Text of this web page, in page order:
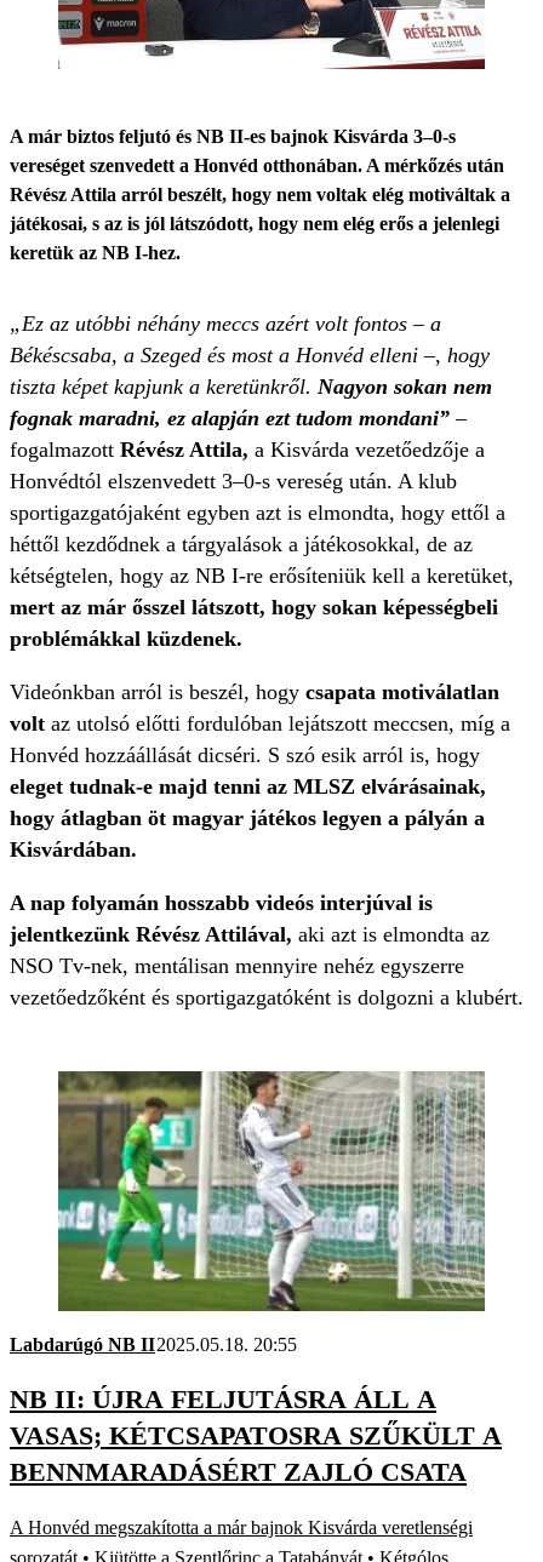
A már biztos feljutó és NB II-es bajnok Kisvárda 3–0-s
vereséget szenvedett a Honvéd otthonában. A mérkőzés után
Révész Attila arról beszélt, hogy nem voltak elég motiváltak a
játékosai, s az is jól látszódott, hogy nem elég erős a jelenlegi
keretük az NB I-hez.
„Ez az utóbbi néhány meccs azért volt fontos – a
Békéscsaba, a Szeged és most a Honvéd elleni –, hogy
tiszta képet kapjunk a keretünkről. Nagyon sokan nem
fognak maradni, ez alapján ezt tudom mondani” –
fogalmazott Révész Attila, a Kisvárda vezetőedzője a
Honvédtól elszenvedett 3–0-s vereség után. A klub
sportigazgatójaként egyben azt is elmondta, hogy ettől a
héttől kezdődnek a tárgyalások a játékosokkal, de az
kétségtelen, hogy az NB I-re erősíteniük kell a keretüket,
mert az már ősszel látszott, hogy sokan képességbeli
problémákkal küzdenek.
Videónkban arról is beszél, hogy csapata motiválatlan
volt az utolsó előtti fordulóban lejátszott meccsen, míg a
Honvéd hozzáállását dicséri. S szó esik arról is, hogy
eleget tudnak-e majd tenni az MLSZ elvárásainak,
hogy átlagban öt magyar játékos legyen a pályán a
Kisvárdában.
A nap folyamán hosszabb videós interjúval is
jelentkezünk Révész Attilával, aki azt is elmondta az
NSO Tv-nek, mentálisan mennyire nehéz egyszerre
vezetőedzőként és sportigazgatóként is dolgozni a klubért.
Labdarúgó NB II2025.05.18. 20:55
NB II: ÚJRA FELJUTÁSRA ÁLL A
VASAS; KÉTCSAPATOSRA SZŰKÜLT A
BENNMARADÁSÉRT ZAJLÓ CSATA
A Honvéd megszakította a már bajnok Kisvárda veretlenségi